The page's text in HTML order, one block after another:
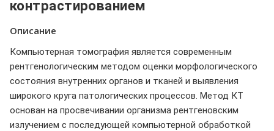
контрастированием
Описание
Компьютерная томография является современным
рентгенологическим методом оценки морфологического
состояния внутренних органов и тканей и выявления
широкого круга патологических процессов. Метод КТ
основан на просвечивании организма рентгеновским
излучением с последующей компьютерной обработкой